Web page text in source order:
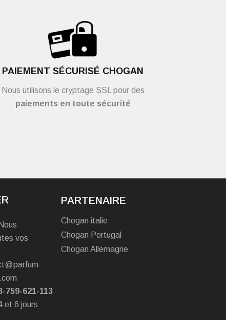
PAIEMENT SÉCURISÉ CHOGAN
Nous utilisons le cryptage SSL pour des
paiements en toute sécurité
vos
759-621-113
et 6 jours
PARTENAIRE
Chogan italie
Chogan Portugal
Chogan Allemagne